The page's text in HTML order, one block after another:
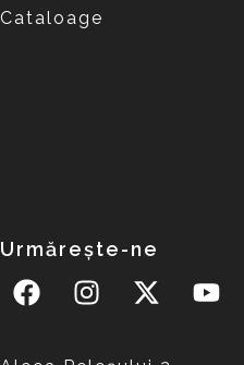
Cataloage
Urmărește-ne